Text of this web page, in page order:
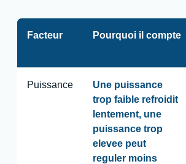
Facteur Pourquoi il compte
Puissance
Une puissance
trop faible refroidit
lentement, une
puissance trop
elevee peut
reguler moins